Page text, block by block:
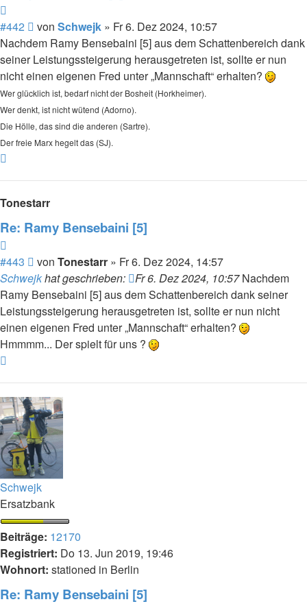
#442
Beitrag
von Schwejk » Fr 6. Dez 2024, 10:57
Nachdem Ramy Bensebaini [5] aus dem Schattenbereich dank
seiner Leistungssteigerung herausgetreten ist, sollte er nun
nicht einen eigenen Fred unter „Mannschaft“ erhalten?
Wer glücklich ist, bedarf nicht der Bosheit (Horkheimer).
Wer denkt, ist nicht wütend (Adorno).
Die Hölle, das sind die anderen (Sartre).
Der freie Marx hegelt das (SJ).
Tonestarr
Re: Ramy Bensebaini [5]
#443
Beitrag
von Tonestarr » Fr 6. Dez 2024, 14:57
Schwejkhat geschrieben: Fr 6. Dez 2024, 10:57Nachdem
Ramy Bensebaini [5] aus dem Schattenbereich dank seiner
Leistungssteigerung herausgetreten ist, sollte er nun nicht
einen eigenen Fred unter „Mannschaft“ erhalten?
Hmmmm... Der spielt für uns ?
Schwejk
Ersatzbank
Beiträge: 12170
Registriert: Do 13. Jun 2019, 19:46
Wohnort: stationed in Berlin
Re: Ramy Bensebaini [5]